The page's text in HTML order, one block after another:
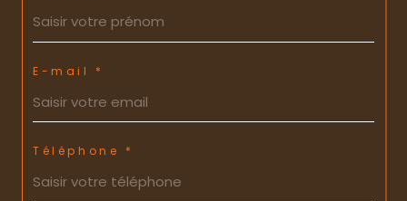
E-mail *
Téléphone *